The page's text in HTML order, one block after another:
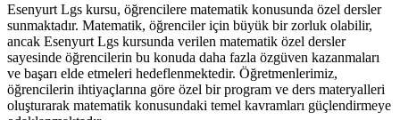
Esenyurt Lgs kursu, öğrencilere matematik konusunda özel dersler
sunmaktadır. Matematik, öğrenciler için büyük bir zorluk olabilir,
ancak Esenyurt Lgs kursunda verilen matematik özel dersler
sayesinde öğrencilerin bu konuda daha fazla özgüven kazanmaları
ve başarı elde etmeleri hedeflenmektedir. Öğretmenlerimiz,
öğrencilerin ihtiyaçlarına göre özel bir program ve ders materyalleri
oluşturarak matematik konusundaki temel kavramları güçlendirmeye